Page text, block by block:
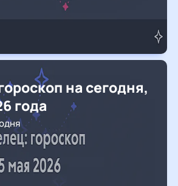
на сегодня,
года